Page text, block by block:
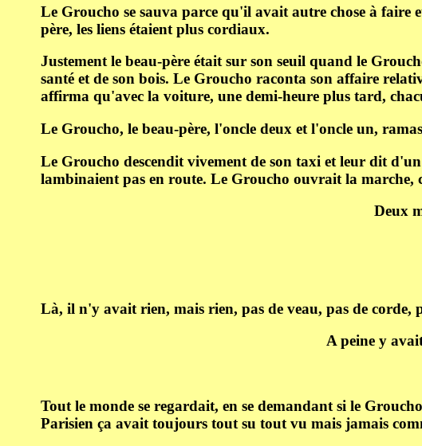
Le Groucho se sauva parce qu'il avait autre chose à faire
père, les liens étaient plus cordiaux.
Justement le beau-père était sur son seuil quand le
santé et de son bois. Le Groucho raconta son affaire
affirma qu'avec la voiture, une demi-heure plus tard,
Le Groucho, le beau-père, l'oncle deux et l'oncle un,
Le Groucho descendit vivement de son taxi et leur dit
lambinaient pas en route. Le Groucho ouvrait la
Deux
Là, il n'y avait rien, mais rien, pas de veau, pas de
A peine y
Tout le monde se regardait, en se demandant si le
Parisien ça avait toujours tout su tout vu mais jamais